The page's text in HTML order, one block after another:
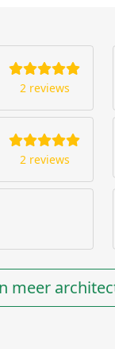
2 reviews
2 reviews
meer